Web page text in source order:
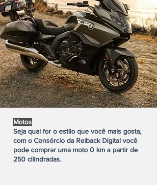
Motos
Seja qual for o estilo que você mais gosta,
com o Consórcio da Reiback Digital você
pode comprar uma moto 0 km a partir de
250 cilindradas.